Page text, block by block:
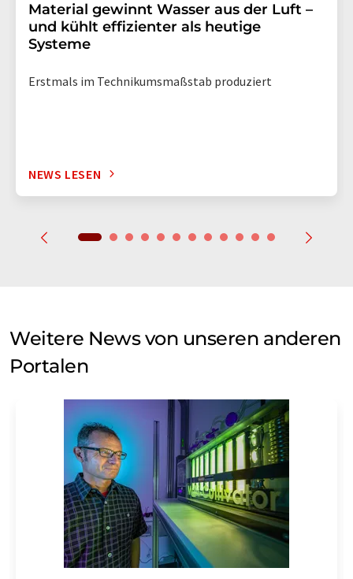
Material gewinnt Wasser aus der Luft –
und kühlt effizienter als heutige
Systeme
Erstmals im Technikumsmaßstab produziert
NEWS LESEN
Weitere News von unseren anderen
Portalen